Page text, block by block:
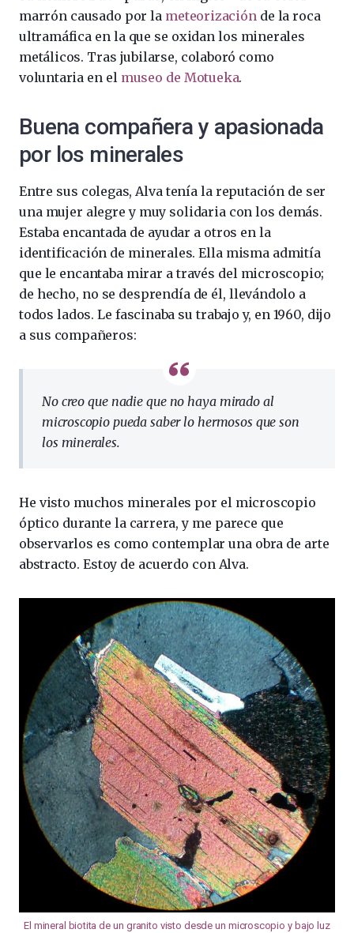
marrón causado por la meteorización de la roca
ultramáfica en la que se oxidan los minerales
metálicos. Tras jubilarse, colaboró como
voluntaria en el museo de Motueka.
Buena compañera y apasionada
por los minerales
Entre sus colegas, Alva tenía la reputación de ser
una mujer alegre y muy solidaria con los demás.
Estaba encantada de ayudar a otros en la
identificación de minerales. Ella misma admitía
que le encantaba mirar a través del microscopio;
de hecho, no se desprendía de él, llevándolo a
todos lados. Le fascinaba su trabajo y, en 1960, dijo
a sus compañeros:
No creo que nadie que no haya mirado al
microscopio pueda saber lo hermosos que son
los minerales.
He visto muchos minerales por el microscopio
óptico durante la carrera, y me parece que
observarlos es como contemplar una obra de arte
abstracto. Estoy de acuerdo con Alva.
El mineral biotita de un granito visto desde un microscopio y bajo luz